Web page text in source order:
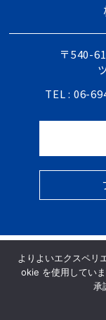
〒540-
TEL : 06-
Copyright ©
よりよいエクスペリ
okie を使用してい
承